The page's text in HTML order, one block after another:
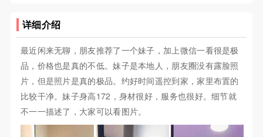
详细介绍
最近闲来无聊，朋友推荐了一个妹子，加上微信一看很是极
品，价格也是真的不低。妹子是本地人，朋友圈没有露脸照
片，但是照片是真的极品。约好时间遥控到家，家里布置的
比较干净。妹子身高172，身材很好，服务也很好。细节就
不一一描述了，大家可以看图片。